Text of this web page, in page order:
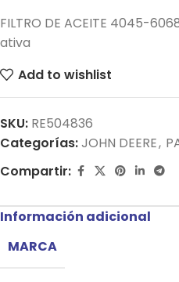
FILTRO DE ACEITE 4045-
ativa
Add to wishlist
SKU: RE504836
Categorías:JOHN DEERE,
Compartir:
Información adicional
MARCA